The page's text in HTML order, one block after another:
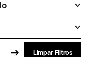
Limpar Filtros